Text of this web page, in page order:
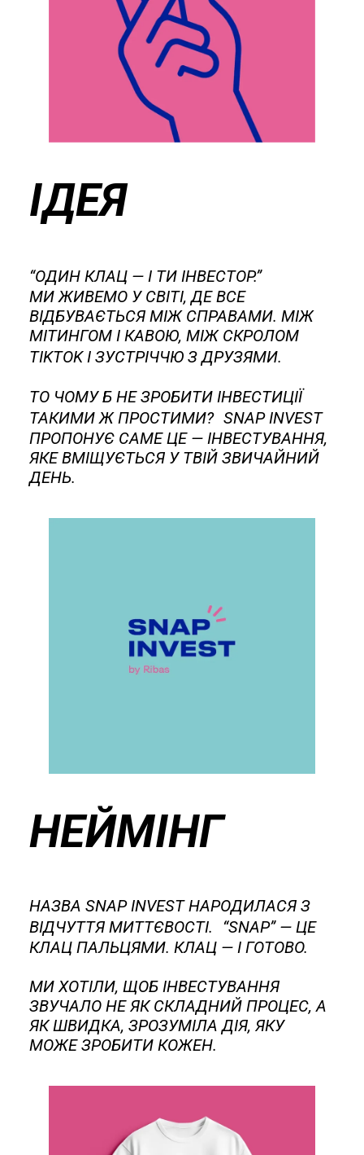
ІДЕЯ
“ОДИН КЛАЦ — І ТИ ІНВЕСТОР.”
МИ ЖИВЕМО У СВІТІ, ДЕ ВСЕ
ВІДБУВАЄТЬСЯ МІЖ СПРАВАМИ. МІЖ
МІТИНГОМ І КАВОЮ, МІЖ СКРОЛОМ
TIKTOK І ЗУСТРІЧЧЮ З ДРУЗЯМИ.
ТО ЧОМУ Б НЕ ЗРОБИТИ ІНВЕСТИЦІЇ
ТАКИМИ Ж ПРОСТИМИ? SNAP INVEST
ПРОПОНУЄ САМЕ ЦЕ — ІНВЕСТУВАННЯ,
ЯКЕ ВМІЩУЄТЬСЯ У ТВІЙ ЗВИЧАЙНИЙ
ДЕНЬ.
НЕЙМІНГ
НАЗВА SNAP INVEST НАРОДИЛАСЯ З
ВІДЧУТТЯ МИТТЄВОСТІ. “SNAP” — ЦЕ
КЛАЦ ПАЛЬЦЯМИ. КЛАЦ — І ГОТОВО.
МИ ХОТІЛИ, ЩОБ ІНВЕСТУВАННЯ
ЗВУЧАЛО НЕ ЯК СКЛАДНИЙ ПРОЦЕС, А
ЯК ШВИДКА, ЗРОЗУМІЛА ДІЯ, ЯКУ
МОЖЕ ЗРОБИТИ КОЖЕН.